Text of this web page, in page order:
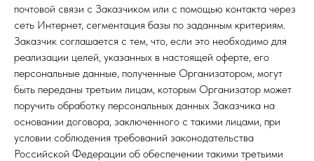
почтовой связи с Заказчиком или с помощью контакта через
сеть Интернет, сегментация базы по заданным критериям.
Заказчик соглашается с тем, что, если это необходимо для
реализации целей, указанных в настоящей оферте, его
персональные данные, полученные Организатором, могут
быть переданы третьим лицам, которым Организатор может
поручить обработку персональных данных Заказчика на
основании договора, заключенного с такими лицами, при
условии соблюдения требований законодательства
Российской Федерации об обеспечении такими третьими